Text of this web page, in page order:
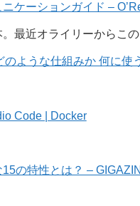
ケーションガイド –
最近オライリーからこ
ような仕組みか 何に使
Code | Docker
の特性とは？ –